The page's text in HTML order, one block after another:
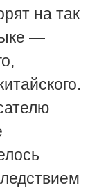
на так
—